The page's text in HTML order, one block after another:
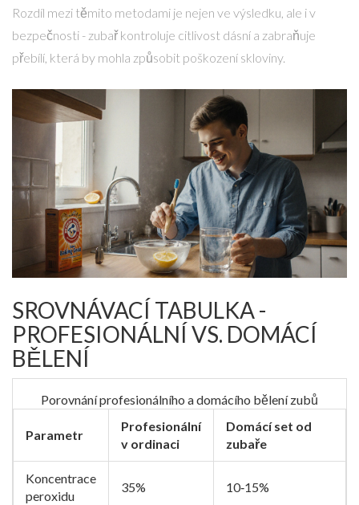
Rozdíl mezi těmito metodami je nejen ve výsledku, ale i v
bezpečnosti - zubař kontroluje citlivost dásní a zabraňuje
přebílí, která by mohla způsobit poškození skloviny.
SROVNÁVACÍ TABULKA -
PROFESIONÁLNÍ VS. DOMÁCÍ
BĚLENÍ
Porovnání profesionálního a domácího bělení zubů
Parametr
Profesionální
v ordinaci
Domácí set od
zubaře
Koncentrace
peroxidu
35% 10‑15%